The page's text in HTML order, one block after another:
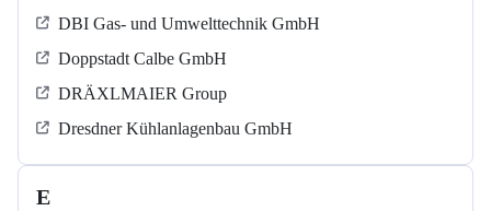
DBI Gas- und Umwelttechnik GmbH
Doppstadt Calbe GmbH
DRÄXLMAIER Group
Dresdner Kühlanlagenbau GmbH
E